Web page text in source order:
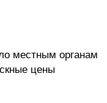
местным органам
цены